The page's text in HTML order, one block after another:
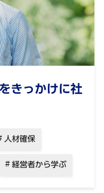
きっかけに社
人材確保
経営者から学ぶ